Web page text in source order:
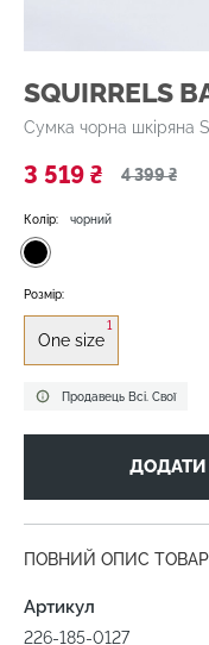
SQUIRRELS
Сумка чорна шкіряна
3 519 ₴ 4 399 ₴
Продавець Всі. Свої
Колір: чорний
Розмір:
One size
1
ПОВНИЙ ОПИС
Артикул
226-185-0127